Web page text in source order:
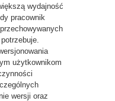
wydajność
pracownik
użytkownikom
wersji oraz